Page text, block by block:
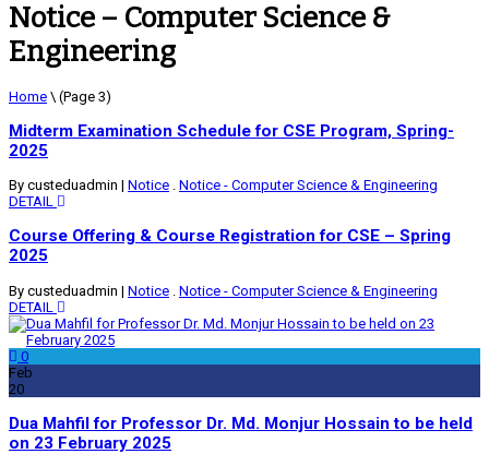
Notice – Computer Science &
Engineering
Home \ (Page 3)
Midterm Examination Schedule for CSE Program, Spring-
2025
By custeduadmin | Notice . Notice - Computer Science & Engineering
DETAIL
Course Offering & Course Registration for CSE – Spring
2025
By custeduadmin | Notice Notice - Computer Science & Engineering
DETAIL
0
Feb
20
Dua Mahfil for Professor Dr. Md. Monjur Hossain to be held
on 23 February 2025